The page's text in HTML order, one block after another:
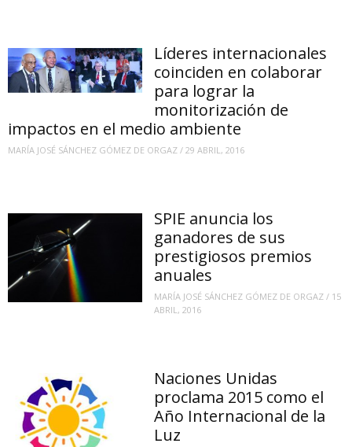
Líderes internacionales
coinciden en colaborar
para lograr la
monitorización de
impactos en el medio ambiente
MARÍA JOSÉ SÁNCHEZ GÓMEZ DE ORGAZ / 29 ABRIL, 2016
SPIE anuncia los
ganadores de sus
prestigiosos premios
anuales
MARÍA JOSÉ SÁNCHEZ GÓMEZ DE ORGAZ / 15
ABRIL, 2016
Naciones Unidas
proclama 2015 como el
Año Internacional de la
Luz